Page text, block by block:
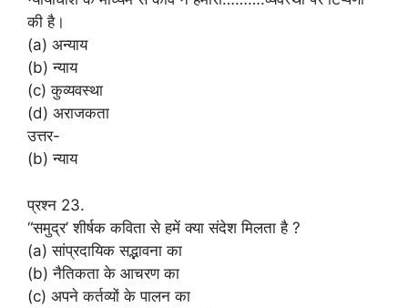
की है।
(a) अन्याय
(b) न्याय
(c) कुव्यवस्था
(d) अराजकता
उत्तर-
(b) न्याय
प्रश्न 23.
“समुद्र’ शीर्षक कविता से हमें क्या संदेश मिलता है ?
(a) सांप्रदायिक सद्भावना का
(b) नैतिकता के आचरण का
(c) अपने कर्तव्यों के पालन का